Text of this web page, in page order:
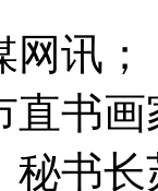
讯；
直书
秘书